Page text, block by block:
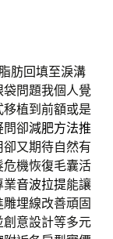
肪回填至淚溝
問題我個人覺
植到前額或是
問卻減肥方法推
又期待自然有
危機恢復毛囊活
業音波拉提能讓
埋線改善頑固
創意設計等多元